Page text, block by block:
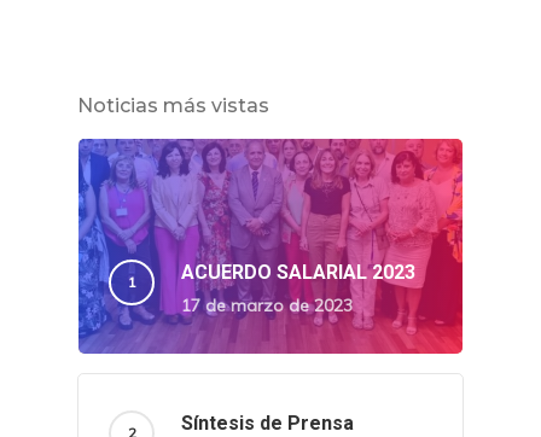
Noticias más vistas
ACUERDO SALARIAL 2023
17 de marzo de 2023
Síntesis de Prensa